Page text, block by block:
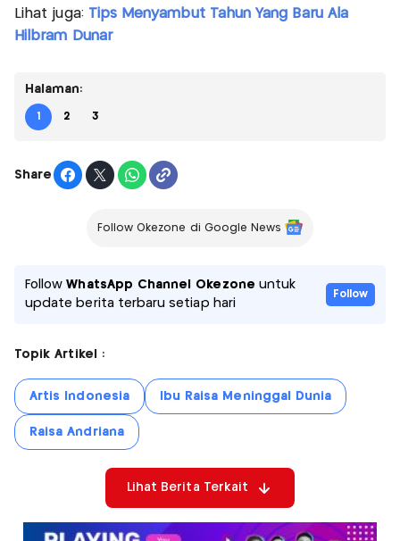
Lihat juga: Tips Menyambut Tahun Yang Baru Ala
Hilbram Dunar
Halaman:
1 2 3
Share
Follow Okezone di Google News
FollowWhatsApp Channel Okezone untuk
update berita terbaru setiap hari
Follow
Topik Artikel :
Artis Indonesia Ibu Raisa Meninggal Dunia
Raisa Andriana
Lihat Berita Terkait